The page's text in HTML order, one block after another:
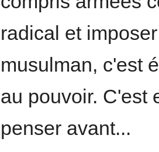
radical et
musulman, c'est
au pouvoir. C'est
penser avant...